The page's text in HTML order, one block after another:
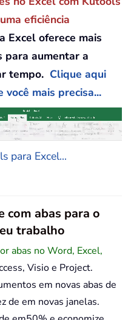
eficiência
Excel oferece mais
para aumentar a
tempo. Clique aqui
você mais precisa...
para Excel...
com abas para o
trabalho
abas no Word, Excel,
Visio e Project.
em novas abas de
de em novas janelas.